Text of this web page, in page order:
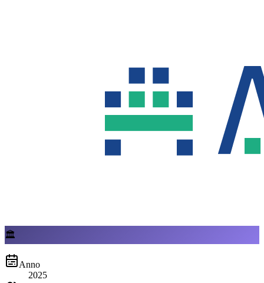
🏛
Anno
2025